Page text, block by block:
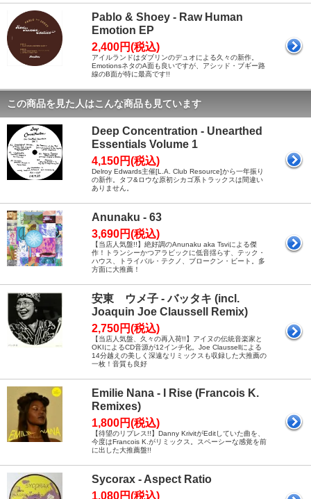
Pablo & Shoey - Raw Human
Emotion EP
2,400円(税込)
アイルランドはダブリンのデュオによる久々の新作。
EmotionsネタのA面も良いですが、アシッド・ブギー路
線のB面が特に最高です!!
この商品を見た人はこんな商品も見ています
Deep Concentration - Unearthed
Essentials Volume 1
4,150円(税込)
Delroy Edwards主催[L.A. Club Resource]から一年振り
の新作。タフ&ロウな原初シカゴ系トラックスは間違い
ありません。
Anunaku - 63
3,690円(税込)
【当店人気盤!!】絶好調のAnunaku aka Tsviによる傑
作！トランシーかつアラビックに低音揺らす、テック・
ハウス、トライバル・テクノ、ブロークン・ビート。多
方面に大推薦！
安東 ウメ子 - バッタキ (incl.
Joaquin Joe Claussell Remix)
2,750円(税込)
【当店人気盤、久々の再入荷!!】アイヌの伝統音楽家と
OKIによるCD音源が12インチ化。Joe Claussellによる
14分越えの美しく深遠なリミックスも収録した大推薦の
一枚！音質も良好
Emilie Nana - I Rise (Francois K.
Remixes)
1,800円(税込)
【待望のリプレス!!】Danny KrivitがEditしていた曲を、
今度はFrancois K.がリミックス。スペーシーな感覚を前
に出した大推薦盤!!
Sycorax - Aspect Ratio
1,080円(税込)